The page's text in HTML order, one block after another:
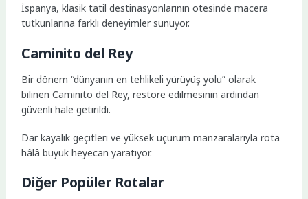
İspanya, klasik tatil destinasyonlarının ötesinde macera
tutkunlarına farklı deneyimler sunuyor.
Caminito del Rey
Bir dönem “dünyanın en tehlikeli yürüyüş yolu” olarak
bilinen Caminito del Rey, restore edilmesinin ardından
güvenli hale getirildi.
Dar kayalık geçitleri ve yüksek uçurum manzaralarıyla rota
hâlâ büyük heyecan yaratıyor.
Diğer Popüler Rotalar